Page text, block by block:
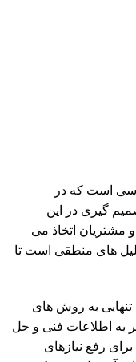
است که در
گیری در این
و مشتریان اتخاذ می
های منطقی است تا
تنهایی به روش های
به اطلاعات فنی و حل
رفع نیازهای